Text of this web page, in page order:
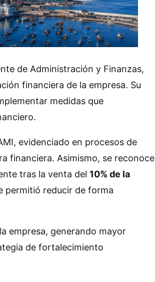
de Administración y Finanzas,
financiera de la empresa. Su
medidas que
evidenciado en procesos de
financiera. Asimismo, se reconoce
tras la venta del 10% de la
permitió reducir de forma
empresa, generando mayor
de fortalecimiento